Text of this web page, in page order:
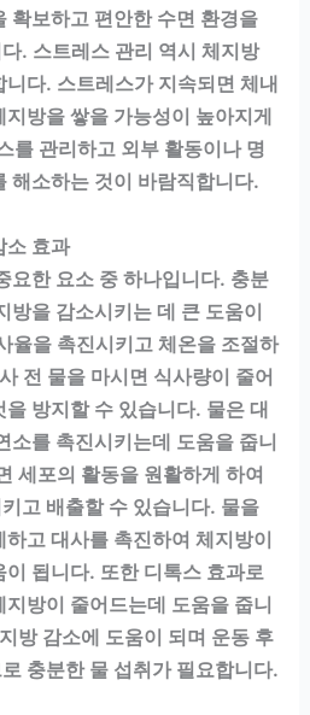
확보하고 편안한 수면 환경을
. 스트레스 관리 역시 체지방
다. 스트레스가 지속되면 체내
방을 쌓을 가능성이 높아지게
를 관리하고 외부 활동이나 명
해소하는 것이 바람직합니다.
소 효과
요한 요소 중 하나입니다. 충분
방을 감소시키는 데 큰 도움이
율을 촉진시키고 체온을 조절하
전 물을 마시면 식사량이 줄어
방지할 수 있습니다. 물은 대
소를 촉진시키는데 도움을 줍니
세포의 활동을 원활하게 하여
고 배출할 수 있습니다. 물을
고 대사를 촉진하여 체지방이
됩니다. 또한 디톡스 효과로
방이 줄어드는데 도움을 줍니
방 감소에 도움이 되며 운동 후
충분한 물 섭취가 필요합니다.